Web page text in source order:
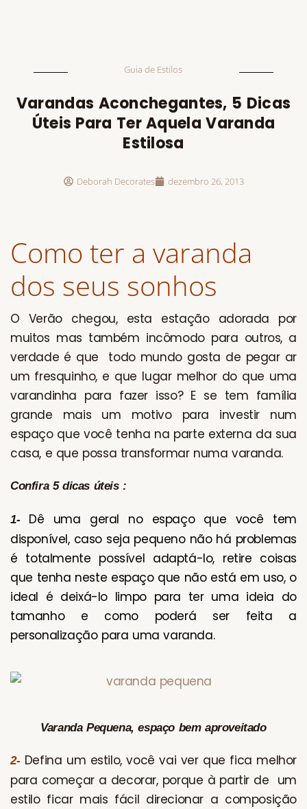
Guia de Estilos
Varandas Aconchegantes, 5 Dicas
Úteis Para Ter Aquela Varanda
Estilosa
Deborah Decorates dezembro 26, 2013
Como ter a varanda
dos seus sonhos
O Verão chegou, esta estação adorada por
muitos mas também incômodo para outros, a
verdade é que todo mundo gosta de pegar ar
um fresquinho, e que lugar melhor do que uma
varandinha para fazer isso? E se tem família
grande mais um motivo para investir num
espaço que você tenha na parte externa da sua
casa, e que possa transformar numa varanda.
Confira 5 dicas úteis :
1-
Dê uma geral no espaço que você tem
disponível, caso seja pequeno não há problemas
é totalmente possível adaptá-lo, retire coisas
que tenha neste espaço que não está em uso, o
ideal é deixá-lo limpo para ter uma ideia do
tamanho e como poderá ser feita a
personalização para uma varanda.
Varanda Pequena, espaço bem aproveitado
2- Defina um estilo, você vai ver que fica melhor
para começar a decorar, porque à partir de um
estilo ficar mais fácil direcionar a composição